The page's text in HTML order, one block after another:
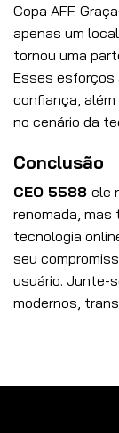
Copa AFF.
apenas um
tornou uma
Esses esforços
confiança,
no cenário da
Conclusão
CEO 5588 ele
renomada, mas
tecnologia
seu
usuário. Junte-
modernos,